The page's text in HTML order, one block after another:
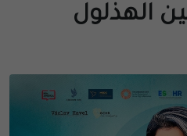
الهذلول